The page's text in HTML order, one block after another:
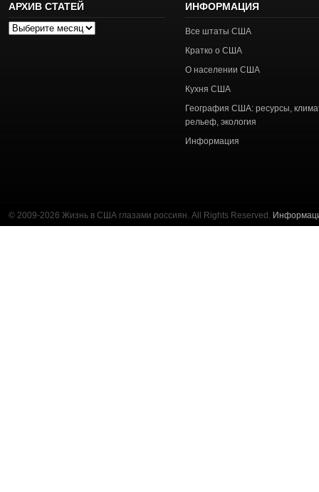
АРХИВ СТАТЕЙ
Архив
ИНФОРМАЦИЯ
Все штаты США
Кратко о США
О населении США
Кухня США
География США: ресурсы,
рельеф, экология
Информация
© 2009-2026 Жизнь в США глазами россиян. All Rights Reserved.